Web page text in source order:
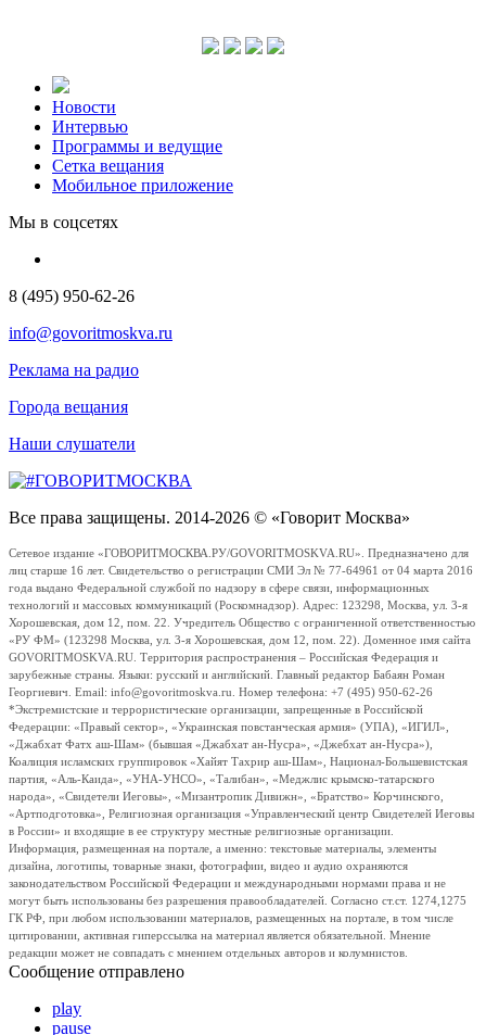
Новости
Интервью
Программы и ведущие
Сетка вещания
Мобильное приложение
Мы в соцсетях
8 (495) 950-62-26
info@govoritmoskva.ru
Реклама на радио
Города вещания
Наши слушатели
Все права защищены. 2014-2026 © «Говорит Москва»
Сетевое издание «ГОВОРИТМОСКВА.РУ/GOVORITMOSKVA.RU». Предназначено для
лиц старше 16 лет. Свидетельство о регистрации СМИ Эл № 77-64961 от 04 марта 2016
года выдано Федеральной службой по надзору в сфере связи, информационных
технологий и массовых коммуникаций (Роскомнадзор). Адрес: 123298, Москва, ул. 3-я
Хорошевская, дом 12, пом. 22. Учредитель Общество с ограниченной ответственностью
«РУ ФМ» (123298 Москва, ул. 3-я Хорошевская, дом 12, пом. 22). Доменное имя сайта
GOVORITMOSKVA.RU. Территория распространения – Российская Федерация и
зарубежные страны. Языки: русский и английский. Главный редактор Бабаян Роман
Георгиевич. Email: info@govoritmoskva.ru. Номер телефона: +7 (495) 950-62-26
*Экстремистские и террористические организации, запрещенные в Российской
Федерации: «Правый сектор», «Украинская повстанческая армия» (УПА), «ИГИЛ»,
«Джабхат Фатх аш-Шам» (бывшая «Джабхат ан-Нусра», «Джебхат ан-Нусра»),
Коалиция исламских группировок «Хайят Тахрир аш-Шам», Национал-Большевистская
партия, «Аль-Каида», «УНА-УНСО», «Талибан», «Меджлис крымско-татарского
народа», «Свидетели Иеговы», «Мизантропик Дивижн», «Братство» Корчинского,
«Артподготовка», Религиозная организация «Управленческий центр Свидетелей Иеговы
в России» и входящие в ее структуру местные религиозные организации.
Информация, размещенная на портале, а именно: текстовые материалы, элементы
дизайна, логотипы, товарные знаки, фотографии, видео и аудио охраняются
законодательством Российской Федерации и международными нормами права и не
могут быть использованы без разрешения правообладателей. Согласно ст.ст. 1274,1275
ГК РФ, при любом использовании материалов, размещенных на портале, в том числе
цитировании, активная гиперссылка на материал является обязательной. Мнение
редакции может не совпадать с мнением отдельных авторов и колумнистов.
Сообщение отправлено
play
pause